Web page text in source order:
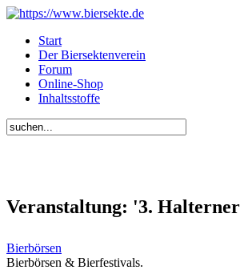
Start
Der Biersektenverein
Forum
Online-Shop
Inhaltsstoffe
Veranstaltung: '3.
Bierbörsen
Bierbörsen & Bierfestivals.